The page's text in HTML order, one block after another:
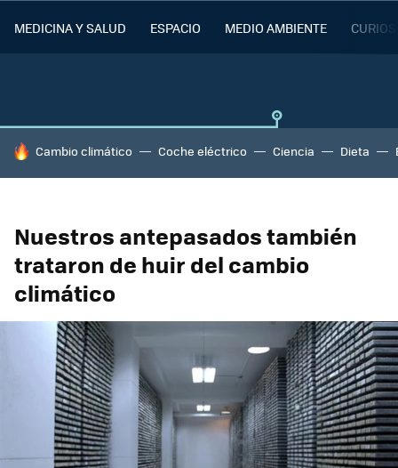
MEDICINA Y SALUD ESPACIO MEDIO AMBIENTE
HOY SE HABLA DE
Cambio climático Coche eléctrico Ciencia Dieta
Nuestros antepasados también
trataron de huir del cambio
climático